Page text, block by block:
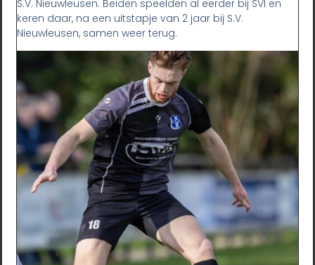
S.V. Nieuwleusen. Beiden speelden al eerder bij SVI en
keren daar, na een uitstapje van 2 jaar bij S.V.
Nieuwleusen, samen weer terug.